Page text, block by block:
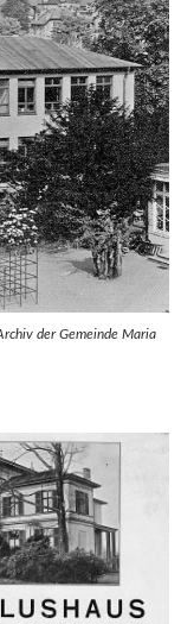
der Gemeinde Maria